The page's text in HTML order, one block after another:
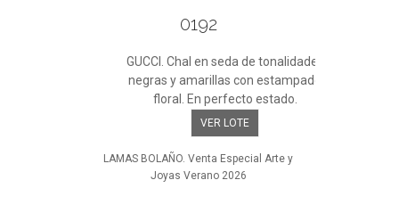
0192
GUCCI. Chal en seda de tonalidades
negras y amarillas con estampado
floral. En perfecto estado.
VER LOTE
LAMAS BOLAÑO. Venta Especial Arte y
Joyas Verano 2026